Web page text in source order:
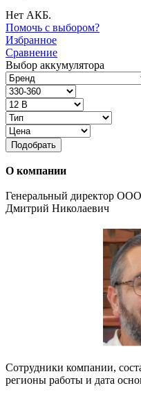
Нет АКБ.
Помочь с выбором?
Избранное
Сравнение
Выбор аккумулятора
Подобрать
О компании
Генеральный директор
Дмитрий Николаевич
Сотрудники компании,
регионы работы и дата